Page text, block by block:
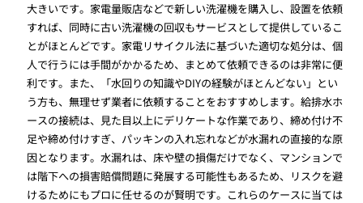
大きいです。家電量販店などで新しい洗濯機を購入し、設置を依頼
すれば、同時に古い洗濯機の回収もサービスとして提供しているこ
とがほとんどです。家電リサイクル法に基づいた適切な処分は、個
人で行うには手間がかかるため、まとめて依頼できるのは非常に便
利です。また、「水回りの知識やDIYの経験がほとんどない」とい
う方も、無理せず業者に依頼することをおすすめします。給排水ホ
ースの接続は、見た目以上にデリケートな作業であり、締め付け不
足や締め付けすぎ、パッキンの入れ忘れなどが水漏れの直接的な原
因となります。水漏れは、床や壁の損傷だけでなく、マンションで
は階下への損害賠償問題に発展する可能性もあるため、リスクを避
けるためにもプロに任せるのが賢明です。これらのケースに当ては